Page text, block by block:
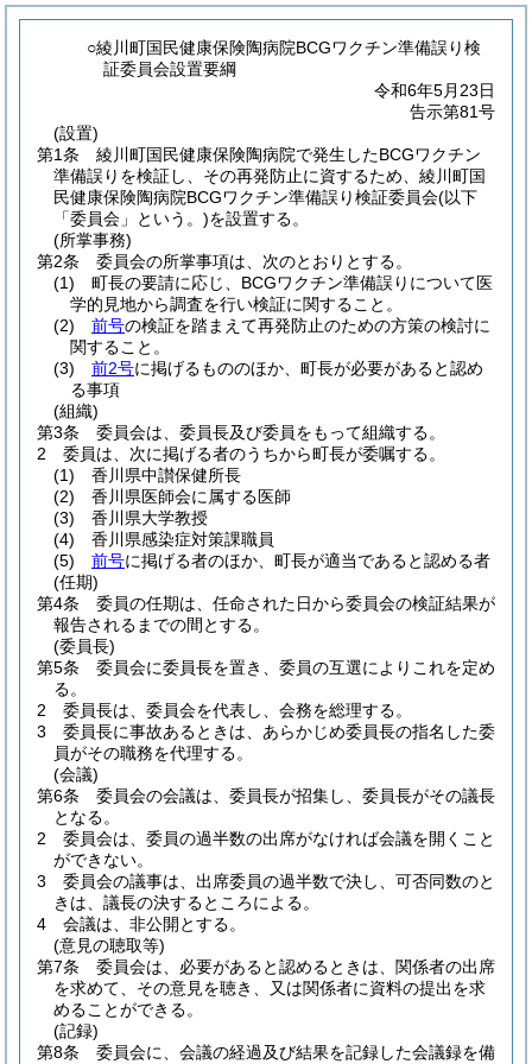
○綾川町国民健康保険陶病院BCGワクチン準備誤り検
証委員会設置要綱
令和6年5月23日
告示第81号
(設置)
第1条
綾川町国民健康保険陶病院で発生したBCGワクチン
準備誤りを検証し、その再発防止に資するため、綾川町国
民健康保険陶病院BCGワクチン準備誤り検証委員会(以下
「委員会」という。)を設置する。
(所掌事務)
第2条
委員会の所掌事項は、次のとおりとする。
(1)
町長の要請に応じ、BCGワクチン準備誤りについて医
学的見地から調査を行い検証に関すること。
(2)
前号の検証を踏まえて再発防止のための方策の検討に
関すること。
(3)
前2号に掲げるもののほか、町長が必要があると認め
る事項
(組織)
第3条
委員会は、委員長及び委員をもって組織する。
2
委員は、次に掲げる者のうちから町長が委嘱する。
(1)
香川県中讃保健所長
(2)
香川県医師会に属する医師
(3)
香川県大学教授
(4)
香川県感染症対策課職員
(5)
前号に掲げる者のほか、町長が適当であると認める者
(任期)
第4条
委員の任期は、任命された日から委員会の検証結果が
報告されるまでの間とする。
(委員長)
第5条
委員会に委員長を置き、委員の互選によりこれを定め
る。
2
委員長は、委員会を代表し、会務を総理する。
3
委員長に事故あるときは、あらかじめ委員長の指名した委
員がその職務を代理する。
(会議)
第6条
委員会の会議は、委員長が招集し、委員長がその議長
となる。
2
委員会は、委員の過半数の出席がなければ会議を開くこと
ができない。
3
委員会の議事は、出席委員の過半数で決し、可否同数のと
きは、議長の決するところによる。
4
会議は、非公開とする。
(意見の聴取等)
第7条
委員会は、必要があると認めるときは、関係者の出席
を求めて、その意見を聴き、又は関係者に資料の提出を求
めることができる。
(記録)
第8条
委員会に、会議の経過及び結果を記録した会議録を備